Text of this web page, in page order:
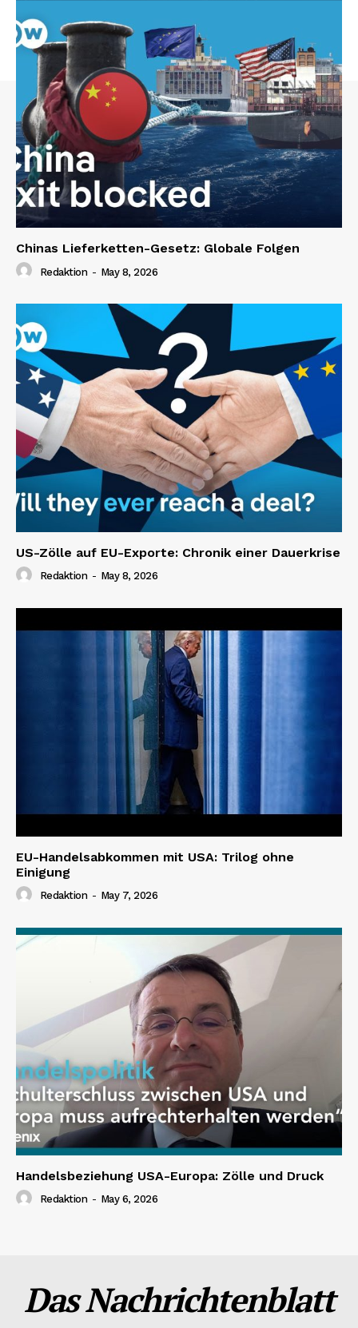
Chinas Lieferketten-Gesetz: Globale Folgen
Redaktion - May 8, 2026
US-Zölle auf EU-Exporte: Chronik einer Dauerkrise
Redaktion - May 8, 2026
EU-Handelsabkommen mit USA: Trilog ohne
Einigung
Redaktion - May 7, 2026
Handelsbeziehung USA-Europa: Zölle und Druck
Redaktion - May 6, 2026
Das Nachrichtenblatt